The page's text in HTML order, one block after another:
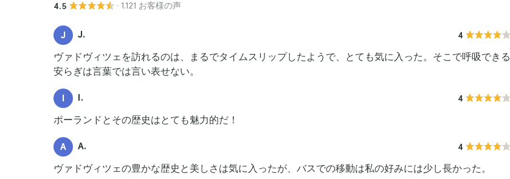
4.5 · 1.121 お客様の声
J J. 4
ヴァドヴィツェを訪れるのは、まるでタイムスリップしたようで、とても気に入った。そこで呼吸できる
安らぎは言葉では言い表せない。
I I. 4
ポーランドとその歴史はとても魅力的だ！
A A. 4
ヴァドヴィツェの豊かな歴史と美しさは気に入ったが、バスでの移動は私の好みには少し長かった。